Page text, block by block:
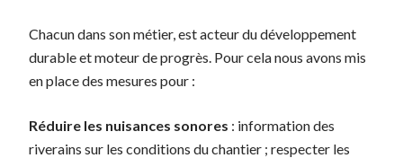
Chacun dans son métier, est acteur du développement
durable et moteur de progrès. Pour cela nous avons mis
en place des mesures pour :
Réduire les nuisances sonores : information des
riverains sur les conditions du chantier ; respecter les